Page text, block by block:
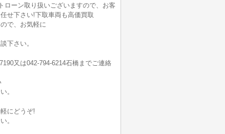
ローン取り扱いございますので、お客
せ下さい!下取車両も高価買取
で、お気軽に
下さい。
又は042-794-6214石橋までご連絡
。
にどうぞ!
。